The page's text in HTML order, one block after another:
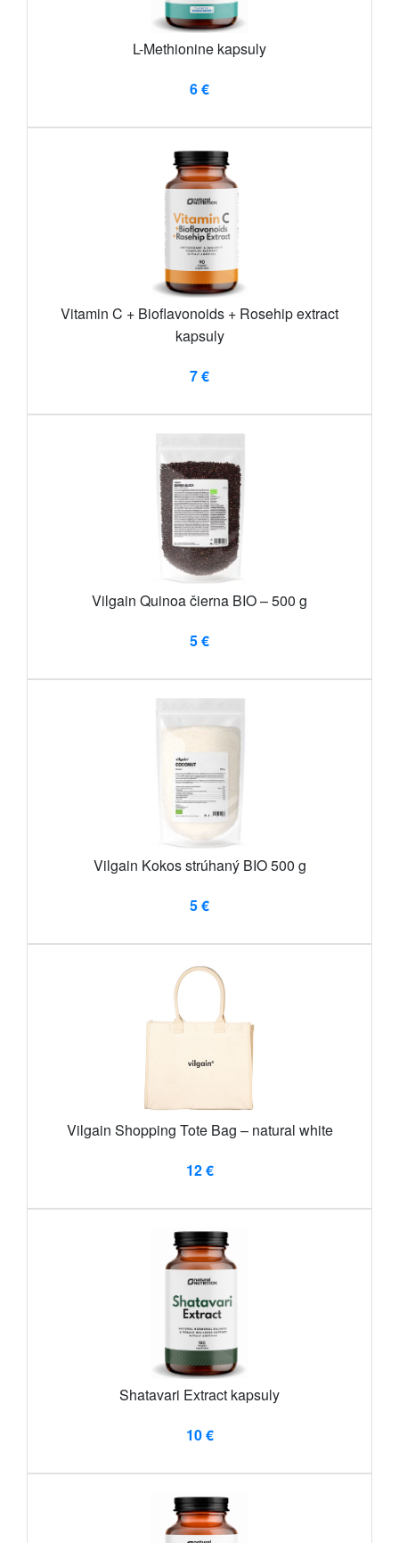
L-Methionine kapsuly
6 €
Vitamin C + Bioflavonoids + Rosehip extract
kapsuly
7 €
Vilgain Quinoa čierna BIO – 500 g
5 €
Vilgain Kokos strúhaný BIO 500 g
5 €
Vilgain Shopping Tote Bag – natural white
12 €
Shatavari Extract kapsuly
10 €